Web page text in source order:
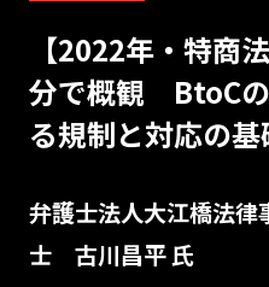
【2022年・特商
分で概観 BtoCの
る規制と対応の
弁護士法人大江橋法
士 古川昌平 氏